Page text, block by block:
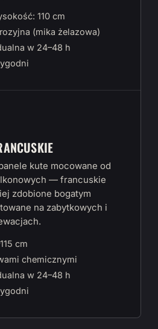
110 cm
(mika żelazowa)
w 24–48 h
kute mocowane od
— francuskie
zdobione bogatym
na zabytkowych i
cm
chemicznymi
w 24–48 h